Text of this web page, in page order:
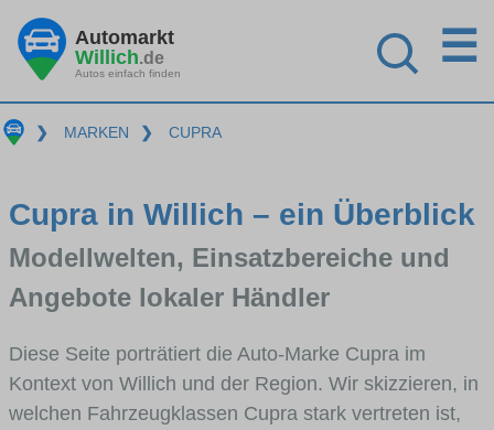
Automarkt
Willich.de
Autos einfach finden
☰
❯ MARKEN ❯ CUPRA
Cupra in Willich – ein Überblick
Modellwelten, Einsatzbereiche und
Angebote lokaler Händler
Diese Seite porträtiert die Auto-Marke Cupra im
Kontext von Willich und der Region. Wir skizzieren, in
welchen Fahrzeugklassen Cupra stark vertreten ist,